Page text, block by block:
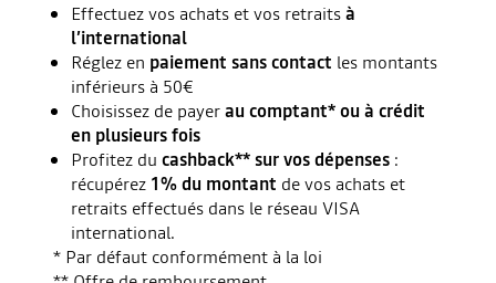
Effectuez vos achats et vos retraitsà
l’international
Réglez en paiement sans contact les montants
inférieurs à 50€
Choisissez de payerau comptant* ou à crédit
en plusieurs fois
Profitez du cashback** sur vos dépenses :
récupérez 1% du montant de vos achats et
retraits effectués dans le réseau VISA
international.
* Par défaut conformément à la loi